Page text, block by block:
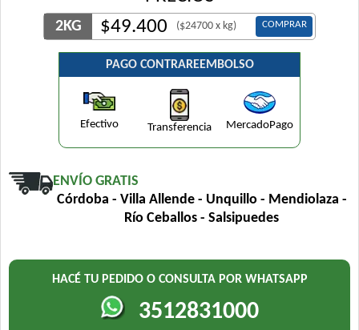
2KG $49.400 ($24700 x kg) COMPRAR
PAGO CONTRAREEMBOLSO
Efectivo Transferencia MercadoPago
ENVÍO GRATIS
Córdoba - Villa Allende - Unquillo - Mendiolaza -
Río Ceballos - Salsipuedes
HACÉ TU PEDIDO O CONSULTA POR WHATSAPP
3512831000